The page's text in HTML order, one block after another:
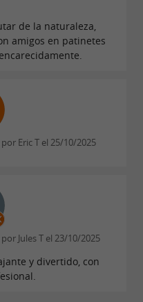
de la naturaleza,
amigos en patinetes
Eric T el 25/10/2025
Jules T el 23/10/2025
y divertido, con